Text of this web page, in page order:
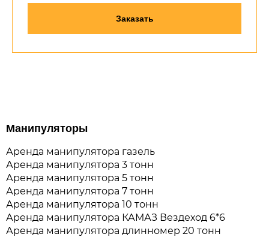
Заказать
Манипуляторы
Аренда манипулятора газель
Аренда манипулятора 3 тонн
Аренда манипулятора 5 тонн
Аренда манипулятора 7 тонн
Аренда манипулятора 10 тонн
Аренда манипулятора КАМАЗ Вездеход 6*6
Аренда манипулятора длинномер 20 тонн